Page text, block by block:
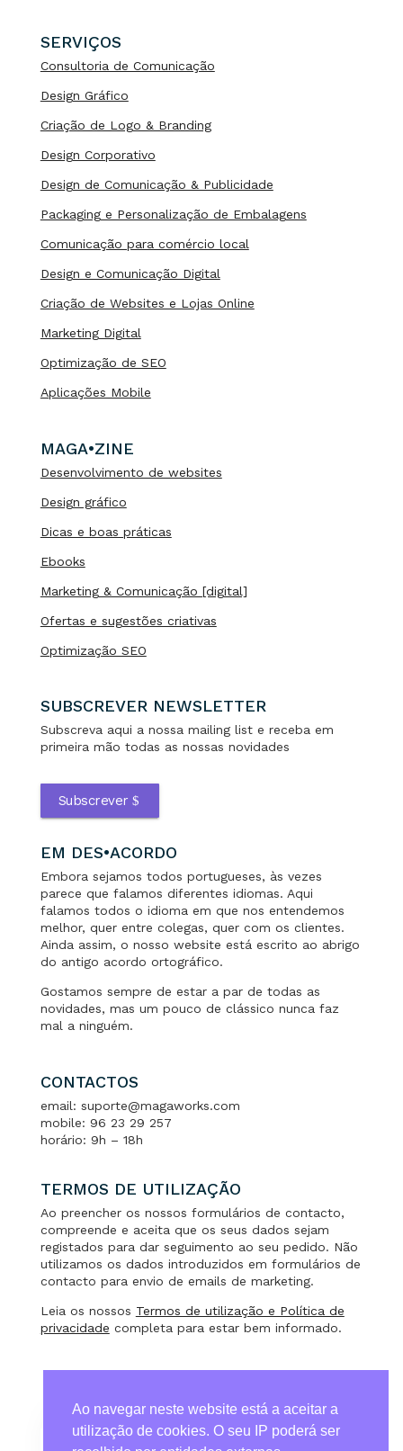
SERVIÇOS
Consultoria de Comunicação
Design Gráfico
Criação de Logo & Branding
Design Corporativo
Design de Comunicação & Publicidade
Packaging e Personalização de Embalagens
Comunicação para comércio local
Design e Comunicação Digital
Criação de Websites e Lojas Online
Marketing Digital
Optimização de SEO
Aplicações Mobile
MAGA•ZINE
Desenvolvimento de websites
Design gráfico
Dicas e boas práticas
Ebooks
Marketing & Comunicação [digital]
Ofertas e sugestões criativas
Optimização SEO
SUBSCREVER NEWSLETTER
Subscreva aqui a nossa mailing list e receba em
primeira mão todas as nossas novidades
Subscrever
EM DES•ACORDO
Embora sejamos todos portugueses, às vezes
parece que falamos diferentes idiomas. Aqui
falamos todos o idioma em que nos entendemos
melhor, quer entre colegas, quer com os clientes.
Ainda assim, o nosso website está escrito ao abrigo
do antigo acordo ortográfico.
Gostamos sempre de estar a par de todas as
novidades, mas um pouco de clássico nunca faz
mal a ninguém.
CONTACTOS
email: suporte@magaworks.com
mobile: 96 23 29 257
horário: 9h – 18h
TERMOS DE UTILIZAÇÃO
Ao preencher os nossos formulários de contacto,
compreende e aceita que os seus dados sejam
registados para dar seguimento ao seu pedido. Não
utilizamos os dados introduzidos em formulários de
contacto para envio de emails de marketing.
Leia os nossos Termos de utilização e Política de
privacidade completa para estar bem informado.
Ao navegar neste website está a aceitar a
utilização de cookies. O seu IP poderá ser